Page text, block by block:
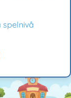
spelnivå